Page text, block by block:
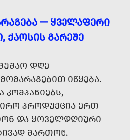
— ᲧᲕᲔᲚᲐᲤᲔᲠᲘ
ᲥᲐᲝᲡᲘᲡ ᲒᲐᲠᲔᲨᲔ
ᲓᲦᲔ
ᲘᲬᲧᲔᲑᲐ.
ᲙᲝᲛᲞᲐᲜᲘᲔᲑᲡ,
ᲞᲠᲝᲓᲣᲥᲪᲘᲐ ᲔᲠᲗ
ᲓᲐ ᲧᲝᲕᲔᲚᲓᲦᲘᲣᲠᲘ
ᲛᲐᲠᲗᲝᲜ.